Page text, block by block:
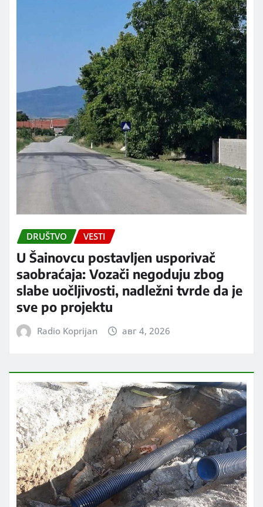
DRUŠTVO VESTI
U Šainovcu postavljen usporivač
saobraćaja: Vozači negoduju zbog
slabe uočljivosti, nadležni tvrde da je
sve po projektu
Radio Koprijan авг 4, 2026